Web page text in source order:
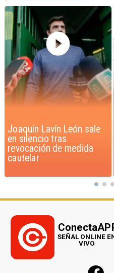
Chile y Venezuela
formalizan reinicio de
relaciones consulares
SEÑAL ONLINE
VIVO